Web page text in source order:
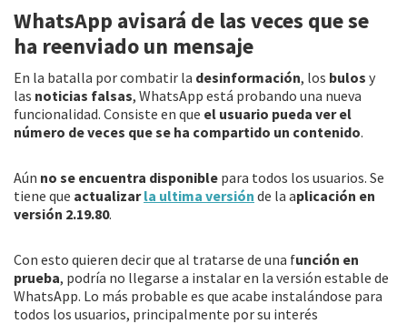
lateral
primaria
página
raudales
WhatsApp avisará de las veces que se
ha reenviado un mensaje
En la batalla por combatir la desinformación, los bulos y
las noticias falsas, WhatsApp está probando una nueva
funcionalidad. Consiste en que el usuario pueda ver el
número de veces que se ha compartido un contenido.
Aún no se encuentra disponible para todos los usuarios. Se
tiene que actualizarla ultima versión de la aplicación en
versión 2.19.80.
Con esto quieren decir que al tratarse de una función en
prueba, podría no llegarse a instalar en la versión estable de
WhatsApp. Lo más probable es que acabe instalándose para
todos los usuarios, principalmente por su interés